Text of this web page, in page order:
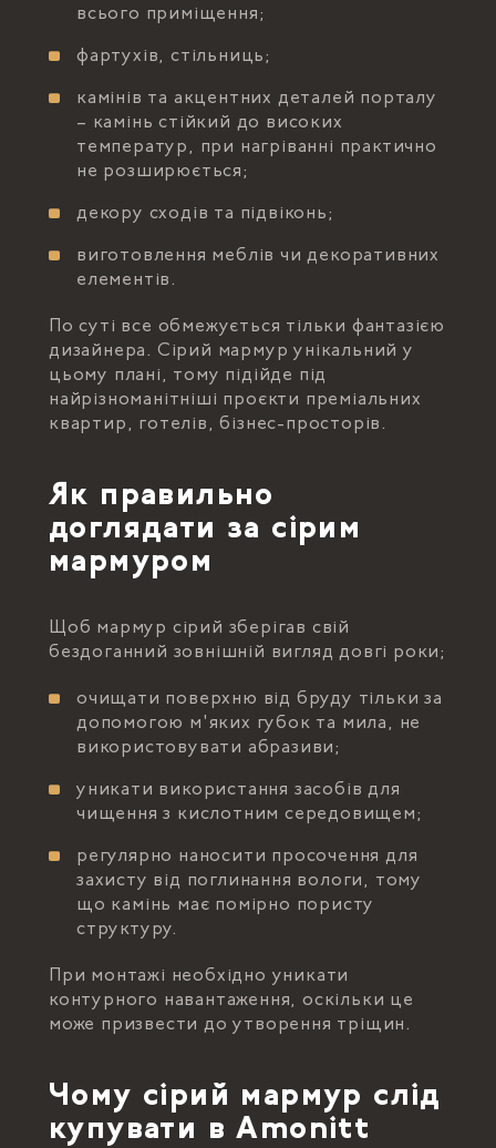
всього приміщення;
фартухів, стільниць;
камінів та акцентних деталей порталу
– камінь стійкий до високих
температур, при нагріванні практично
не розширюється;
декору сходів та підвіконь;
виготовлення меблів чи декоративних
елементів.
По суті все обмежується тільки фантазією
дизайнера. Сірий мармур унікальний у
цьому плані, тому підійде під
найрізноманітніші проєкти преміальних
квартир, готелів, бізнес-просторів.
Як правильно
доглядати за сірим
мармуром
Щоб мармур сірий зберігав свій
бездоганний зовнішній вигляд довгі роки;
очищати поверхню від бруду тільки за
допомогою м'яких губок та мила, не
використовувати абразиви;
уникати використання засобів для
чищення з кислотним середовищем;
регулярно наносити просочення для
захисту від поглинання вологи, тому
що камінь має помірно пористу
структуру.
При монтажі необхідно уникати
контурного навантаження, оскільки це
може призвести до утворення тріщин.
Чому сірий мармур слід
купувати в Amonitt